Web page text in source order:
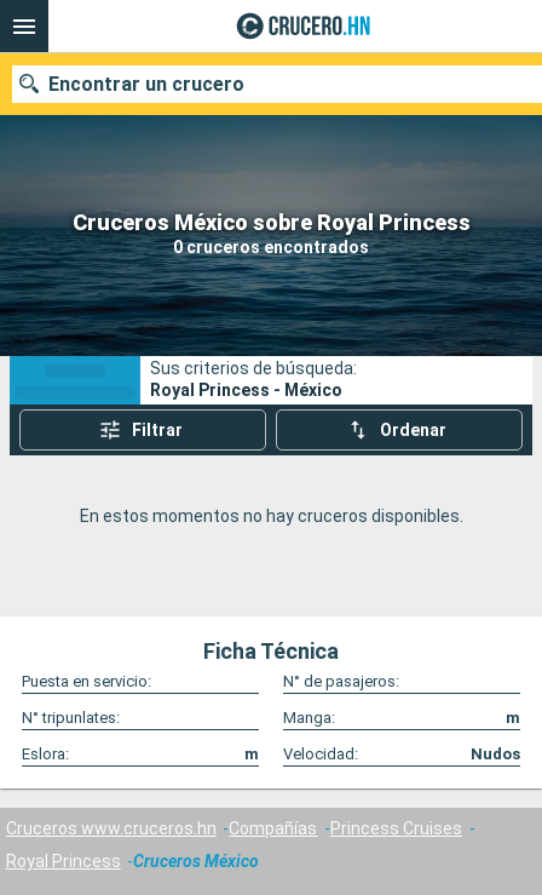
Cruceros México sobre Royal Princess
0 cruceros encontrados
Encontrar un crucero
Nuestros destinos
Fecha de salida
Puertos Compañías
Buscar
Sus criterios de búsqueda:
Royal Princess - México
Filtrar Ordenar
En estos momentos no hay cruceros disponibles.
Ficha Técnica
Puesta en servicio:
N° de pasajeros:
N° tripunlates:
Manga:
m
Eslora:
m Velocidad: Nudos
Cruceros www.cruceros.hn Compañías
Princess Cruises
Royal Princess
Cruceros México